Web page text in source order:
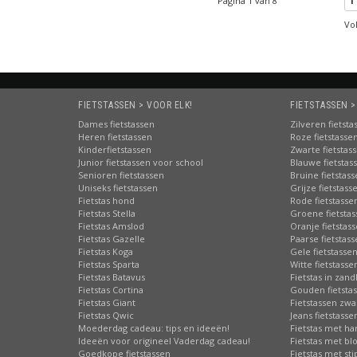
ontstaan uit Burgers Lederwaren, opgericht door Wim Burgers in
hij zich en het bedrijf groeide. Er kwamen extra naaimachines en
fiets. De materialen veranderden, maar Burgers Lederwaren
vak.
FIETSTASSEN > VOOR ELK!
Dames fietstassen
Heren fietstassen
Kinderfietstassen
Junior fietstassen voor school
Senioren fietstassen
Uniseks fietstassen
Fietstas hond
Fietstas Stella
Fietstas Amslod
Fietstas Gazelle
Fietstas Koga
Fietstas Sparta
Fietstas Batavus
Fietstas Cortina
Fietstas Giant
Fietstas Qwic
Moederdag cadeau: tips en ideeën!
Ideeën voor origineel Vaderdag cadeau!
Goedkope fietstassen
FIETSTASSEN
Zilveren
Roze fietstassen
Zwarte
Blauwe
Bruine
Grijze
Rode
Groene
Oranje
Paarse
Gele fietstassen
Witte
Fietstas in
Gouden
Fietstassen
Jeans
Fietstas met
Fietstas met
Fietstas met